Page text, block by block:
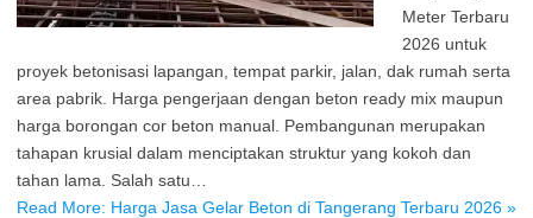
Meter Terbaru
2026 untuk
proyek betonisasi lapangan, tempat parkir, jalan, dak rumah serta
area pabrik. Harga pengerjaan dengan beton ready mix maupun
harga borongan cor beton manual. Pembangunan merupakan
tahapan krusial dalam menciptakan struktur yang kokoh dan
tahan lama. Salah satu…
Read More: Harga Jasa Gelar Beton di Tangerang Terbaru 2026 »